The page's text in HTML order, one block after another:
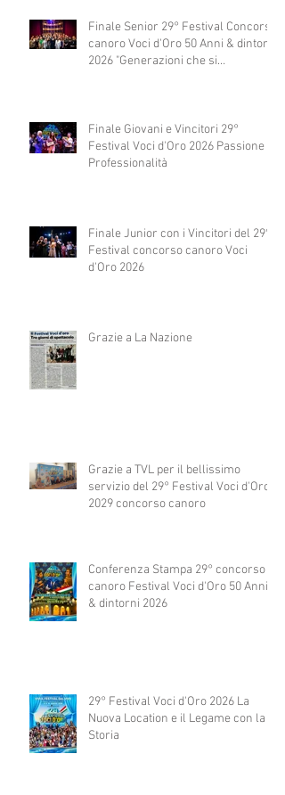
Finale Senior 29° Festival Concorso
canoro Voci d'Oro 50 Anni & dintorni
2026 "Generazioni che si
Finale Giovani e Vincitori 29°
Festival Voci d'Oro 2026 Passione e
Professionalità
Finale Junior con i Vincitori del 29°
Festival concorso canoro Voci
d'Oro 2026
Grazie a La Nazione
Grazie a TVL per il bellissimo
servizio del 29° Festival Voci d'Oro
2029 concorso canoro
Conferenza Stampa 29° concorso
canoro Festival Voci d'Oro 50 Anni
& dintorni 2026
29° Festival Voci d'Oro 2026 La
Nuova Location e il Legame con la
Storia